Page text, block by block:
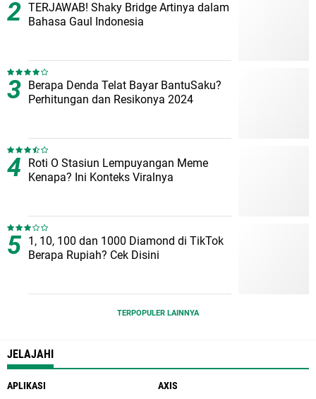
TERJAWAB! Shaky Bridge Artinya dalam
Bahasa Gaul Indonesia
Berapa Denda Telat Bayar BantuSaku?
Perhitungan dan Resikonya 2024
Roti O Stasiun Lempuyangan Meme
Kenapa? Ini Konteks Viralnya
1, 10, 100 dan 1000 Diamond di TikTok
Berapa Rupiah? Cek Disini
TERPOPULER LAINNYA
JELAJAHI
APLIKASI
AXIS